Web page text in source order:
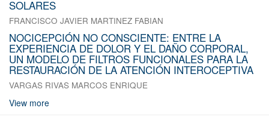
SOLARES
FRANCISCO JAVIER MARTINEZ FABIAN
NOCICEPCIÓN NO CONSCIENTE: ENTRE LA
EXPERIENCIA DE DOLOR Y EL DAÑO CORPORAL,
UN MODELO DE FILTROS FUNCIONALES PARA LA
RESTAURACIÓN DE LA ATENCIÓN INTEROCEPTIVA
VARGAS RIVAS MARCOS ENRIQUE
View more